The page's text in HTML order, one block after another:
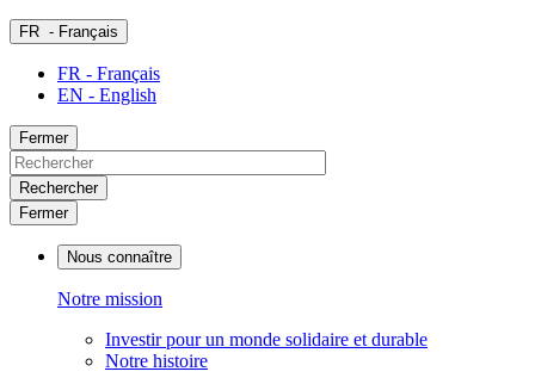
FR - Français
FR - Français
EN - English
Fermer
Rechercher
Fermer
Nous connaître
Notre mission
Investir pour un monde solidaire et durable
Notre histoire